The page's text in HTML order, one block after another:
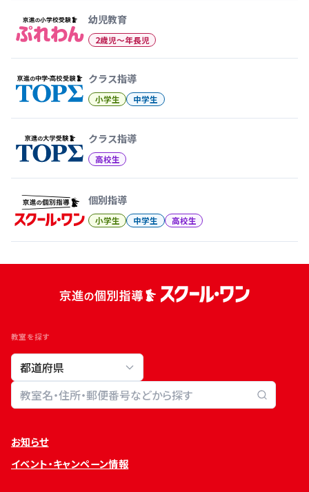
幼児教育
2歳児〜年長児
クラス指導
小学生 中学生
クラス指導
高校生
個別指導
小学生 中学生 高校生
教室を探す
教室検索
お知らせ
イベント・キャンペーン情報